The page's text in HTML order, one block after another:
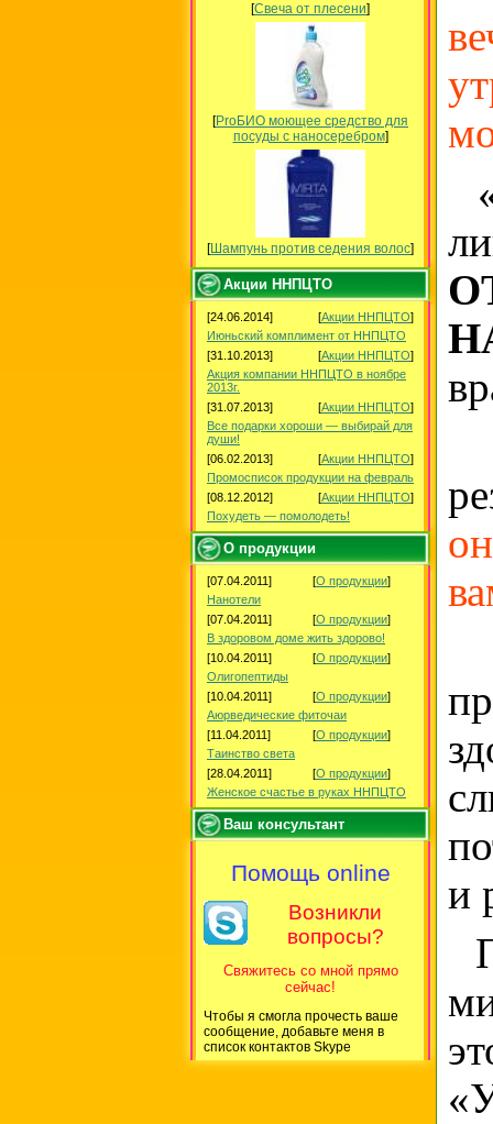
[Свеча от плесени]
[ProБИО моющее средство для
посуды c наносеребром]
[Шампунь против седения волос]
Акции ННПЦТО
[24.06.2014] [Акции ННПЦТО]
Июньский комплимент от ННПЦТО
[31.10.2013]
[Акции ННПЦТО]
Акция компании ННПЦТО в ноябре
2013г.
[31.07.2013]
[Акции ННПЦТО]
Все подарки хороши — выбирай для
души!
[06.02.2013]
[Акции ННПЦТО]
Промосписок продукции на февраль
[08.12.2012]
[Акции ННПЦТО]
Похудеть — помолодеть!
О продукции
[07.04.2011] [О продукции]
Нанотели
[07.04.2011]
[О продукции]
В здоровом доме жить здорово!
[10.04.2011]
[О продукции]
Олигопептиды
[10.04.2011]
[О продукции]
Аюрведические фиточаи
[11.04.2011]
[О продукции]
Таинство света
[28.04.2011]
[О продукции]
Женское счастье в руках ННПЦТО
Ваш консультант
Помощь online
Возникли
вопросы?
Свяжитесь со мной прямо
сейчас!
Чтобы я смогла прочесть ваше
сообщение, добавьте меня в
список контактов Skype
и